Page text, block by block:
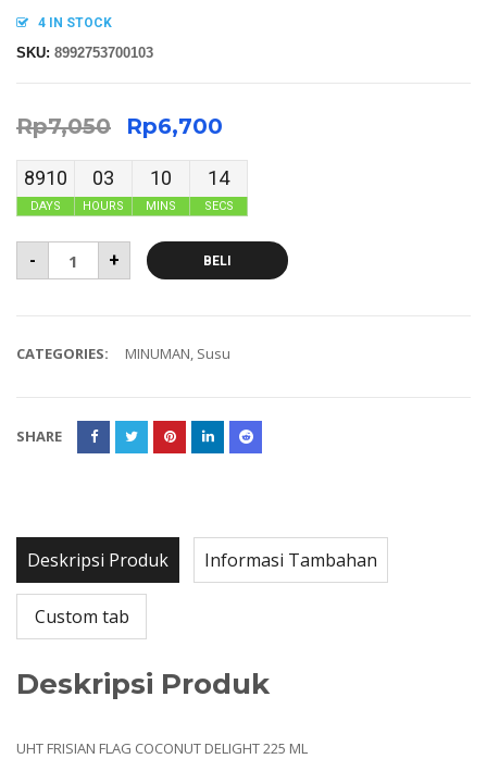
4 IN STOCK
SKU: 8992753700103
Rp7,050 Rp6,700
8910
DAYS
03
HOURS
10
MINS
14
SECS
- + BELI
CATEGORIES: MINUMAN, Susu
SHARE
Deskripsi Produk Informasi Tambahan
Custom tab
Deskripsi Produk
UHT FRISIAN FLAG COCONUT DELIGHT 225 ML